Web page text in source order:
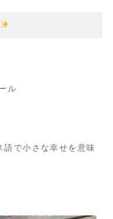
ル
で小さな幸せを意味